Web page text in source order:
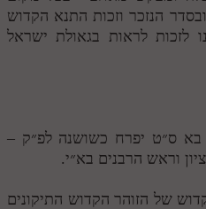
הנזכר וזכות התנא הקדוש
לזכות לראות בגאולת ישראל
בא ס״ט יפרח כשושנה לפ״ק –
וראש הרבנים בא״י.
של הזוהר הקדוש התיקונים